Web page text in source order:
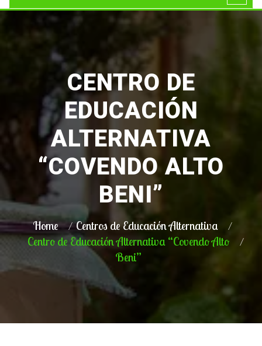
CENTRO DE
EDUCACIÓN
ALTERNATIVA
“COVENDO ALTO
BENI”
Home
Centros de Educación Alternativa
Centro de Educación Alternativa “Covendo Alto
Beni”